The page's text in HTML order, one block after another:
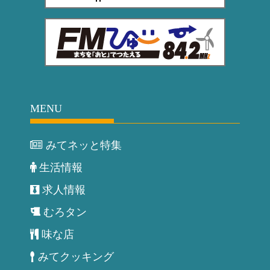
MENU
みてネッと特集
生活情報
求人情報
むろタン
味な店
みてクッキング